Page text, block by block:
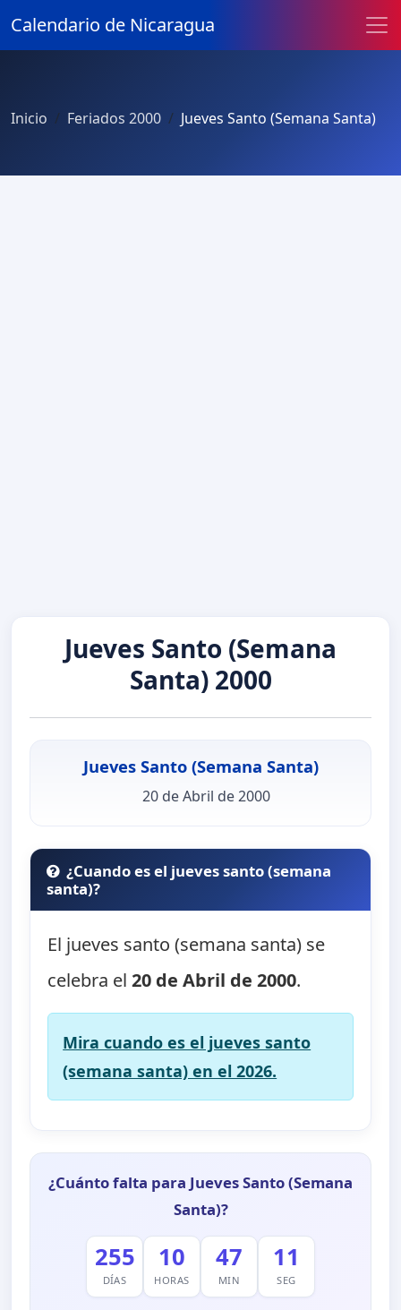
Calendario de Nicaragua
Inicio Feriados 2000 Jueves Santo (Semana Santa)
Jueves Santo (Semana
Santa) 2000
Jueves Santo (Semana Santa)
20 de Abril de 2000
¿Cuando es el jueves santo (semana
santa)?
El jueves santo (semana santa) se
celebra el20 de Abril de 2000.
Mira cuando es el jueves santo
(semana santa) en el 2026.
¿Cuánto falta para Jueves Santo (Semana
Santa)?
255
DÍAS
10
HORAS
47
MIN
11
SEG